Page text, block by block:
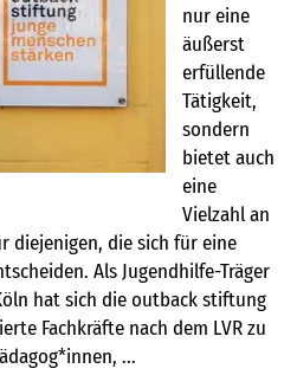
nur eine
äußerst
erfüllende
Tätigkeit,
sondern
bietet auch
eine
Vielzahl an
diejenigen, die sich für eine
Als Jugendhilfe-Träger
hat sich die outback stiftung
Fachkräfte nach dem LVR zu
...